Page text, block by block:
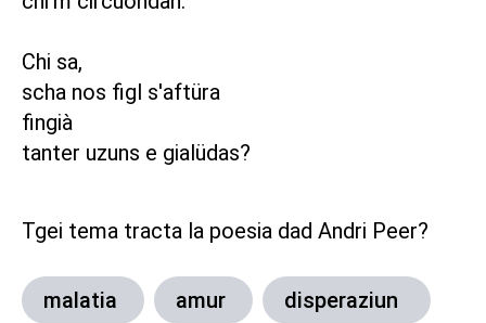
Chi sa,
scha nos figl s'aftüra
fingià
tanter uzuns e gialüdas?
Tgei tema tracta la poesia dad Andri Peer?
malatia amur disperaziun